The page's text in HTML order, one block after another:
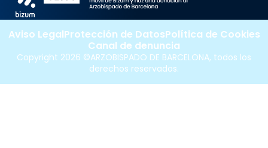
Copyright 2026 ©ARZOBISPADO DE BARCELONA, todos los
derechos reservados.
Aviso LegalProtección de DatosPolítica de Cookies
Canal de denuncia